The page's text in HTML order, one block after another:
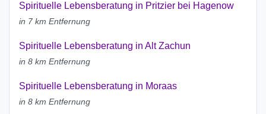
Spirituelle Lebensberatung in Pritzier bei Hagenow
in 7 km Entfernung
Spirituelle Lebensberatung in Alt Zachun
in 8 km Entfernung
Spirituelle Lebensberatung in Moraas
in 8 km Entfernung